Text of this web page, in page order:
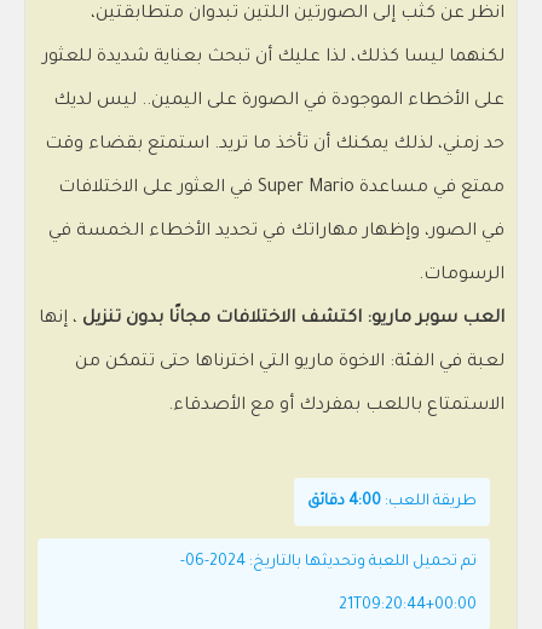
انظر عن كثب إلى الصورتين اللتين تبدوان متطابقتين،
لكنهما ليسا كذلك، لذا عليك أن تبحث بعناية شديدة للعثور
على الأخطاء الموجودة في الصورة على اليمين.. ليس لديك
حد زمني، لذلك يمكنك أن تأخذ ما تريد. استمتع بقضاء وقت
ممتع في مساعدة Super Mario في العثور على الاختلافات
في الصور، وإظهار مهاراتك في تحديد الأخطاء الخمسة في
الرسومات.
العب سوبر ماريو: اكتشف الاختلافات مجانًا بدون تنزيل ، إنها
لعبة في الفئة: الاخوة ماريو التي اخترناها حتى تتمكن من
الاستمتاع باللعب بمفردك أو مع الأصدقاء.
طريقة اللعب: 4:00 دقائق
تم تحميل اللعبة وتحديثها بالتاريخ: 2024-06-
21T09:20:44+00:00